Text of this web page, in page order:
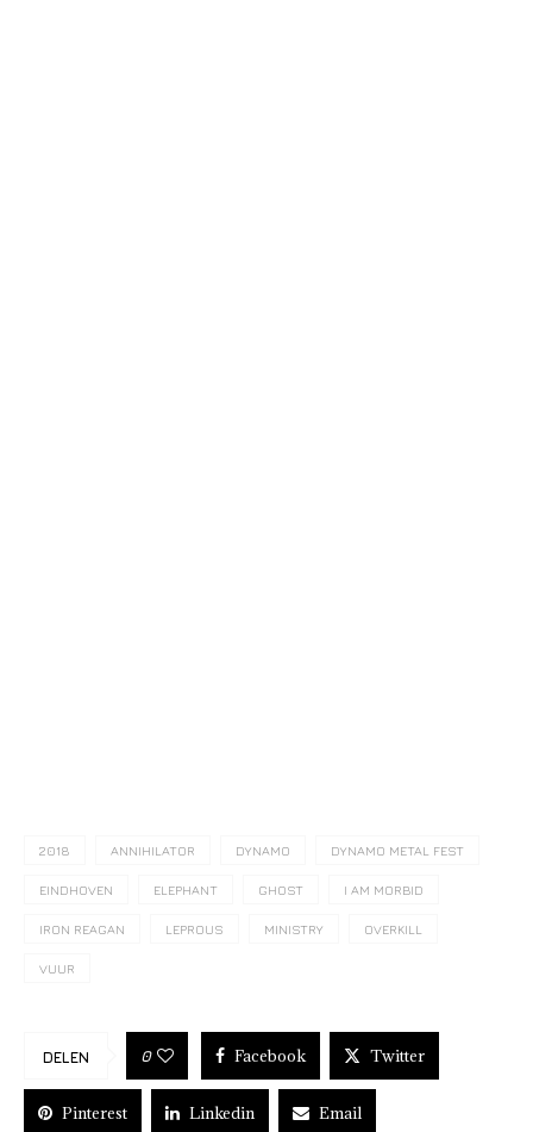
2018 ANNIHILATOR DYNAMO DYNAMO METAL FEST
EINDHOVEN ELEPHANT GHOST I AM MORBID
IRON REAGAN LEPROUS MINISTRY OVERKILL
VUUR
DELEN 0 Facebook Twitter
Pinterest Linkedin Email